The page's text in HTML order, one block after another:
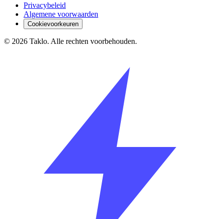
Privacybeleid
Algemene voorwaarden
Cookievoorkeuren
© 2026 Taklo. Alle rechten voorbehouden.